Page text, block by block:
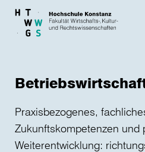
Skip to main content
Praxisbezogenes,
Zukunftskompetenzen und
Weiterentwicklung: